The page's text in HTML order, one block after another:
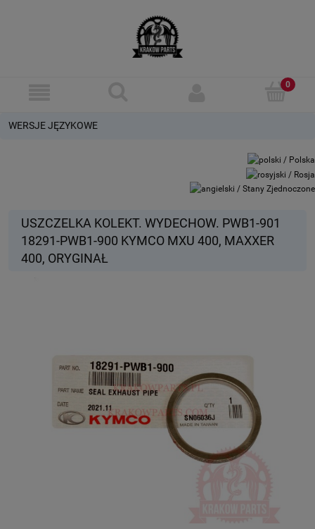
WERSJE JĘZYKOWE
USZCZELKA KOLEKT. WYDECHOW. PWB1-901
18291-PWB1-900 KYMCO MXU 400, MAXXER
400, ORYGINAŁ